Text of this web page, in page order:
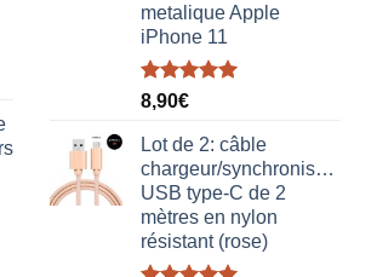
metalique Apple
iPhone 11
Note5.00
sur 5
8,90€
Lot de 2: câble
chargeur/synchronisation
USB type-C de 2
mètres en nylon
résistant (rose)